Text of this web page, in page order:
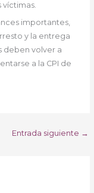
víctimas.
importantes,
y la entrega
deben volver a
a la CPI de
Entrada siguiente →